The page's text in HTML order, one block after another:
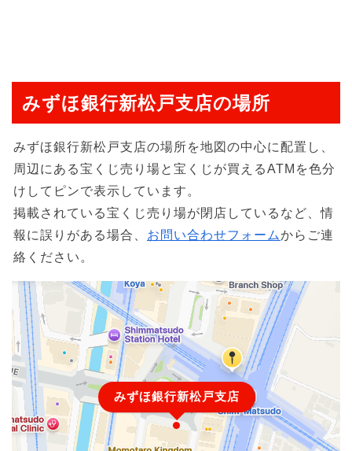
みずほ銀行新松戸支店の場所
みずほ銀行新松戸支店の場所を地図の中心に配置し、
周辺にある宝くじ売り場と宝くじが買えるATMを色分
けしてピンで表示しています。
掲載されている宝くじ売り場が閉店しているなど、情
報に誤りがある場合、 お問い合わせフォームからご連
絡ください。
みずほ銀行新松戸支店